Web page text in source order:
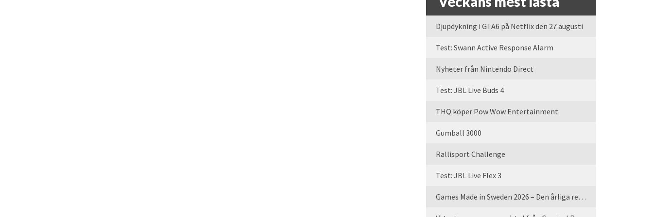
Djupdykning i GTA6 på Netflix den 27 augusti
Test: Swann Active Response Alarm
Nyheter från Nintendo Direct
Test: JBL Live Buds 4
THQ köper Pow Wow Entertainment
Gumball 3000
Rallisport Challenge
Test: JBL Live Flex 3
Games Made in Sweden 2026 – Den årliga rean är tillbaka